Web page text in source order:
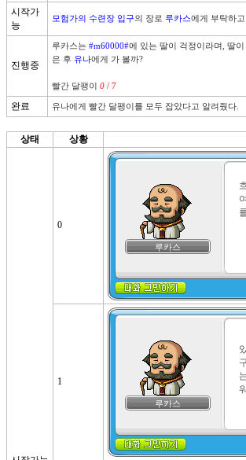
시작가
능
모험가의 수련장 입구의 장로 루카스에게 부탁하
진행중
루카스는 #m60000#에 있는 딸이 걱정이라며, 딸
은 후 유나에게 가 볼까?
빨간 달팽이 0 / 7
완료 유나에게 빨간 달팽이를 모두 잡았다고 알려줬다.
상태 상황
0
루카스
1
루카스